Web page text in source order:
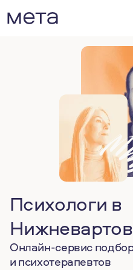
Психологи в
Онлайн-сервис
и психотерапевтов